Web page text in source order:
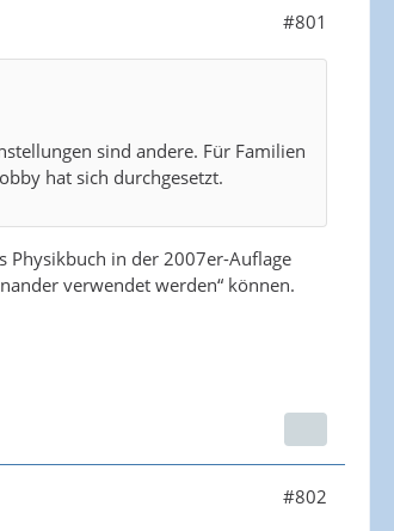
#801
sind andere. Für Familien
hat sich durchgesetzt.
Physikbuch in der 2007er-Auflage
verwendet werden“ können.
#802